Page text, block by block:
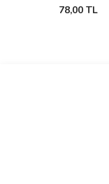
78,00 TL